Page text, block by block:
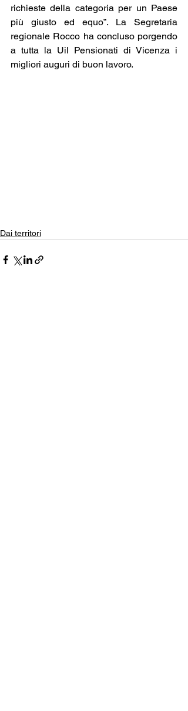
richieste della categoria per un Paese
più giusto ed equo”. La Segretaria
regionale Rocco ha concluso porgendo
a tutta la Uil Pensionati di Vicenza i
migliori auguri di buon lavoro.
Dai territori